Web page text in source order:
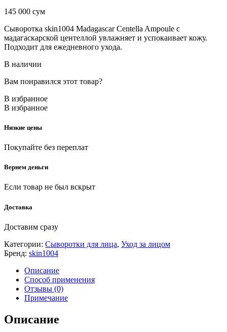
145 000 сум
Сыворотка skin1004 Madagascar Centella Ampoule с
мадагаскарской центеллой увлажняет и успокаивает кожу.
Подходит для ежедневного ухода.
В наличии
Вам понравился этот товар?
В избранное
В избранное
Низкие цены
Покупайте без переплат
Вернем деньги
Если товар не был вскрыт
Доставка
Доставим сразу
Категории: Сыворотки для лица, Уход за лицом
Бренд: skin1004
Описание
Способ применения
Отзывы (0)
Примечание
Описание